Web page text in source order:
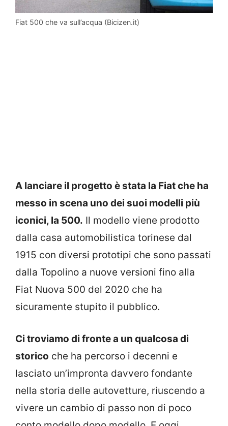
Fiat 500 che va sull’acqua (Bicizen.it)
A lanciare il progetto è stata la Fiat che ha
messo in scena uno dei suoi modelli più
iconici, la 500. Il modello viene prodotto
dalla casa automobilistica torinese dal
1915 con diversi prototipi che sono passati
dalla Topolino a nuove versioni fino alla
Fiat Nuova 500 del 2020 che ha
sicuramente stupito il pubblico.
Ci troviamo di fronte a un qualcosa di
storico che ha percorso i decenni e
lasciato un’impronta davvero fondante
nella storia delle autovetture, riuscendo a
vivere un cambio di passo non di poco